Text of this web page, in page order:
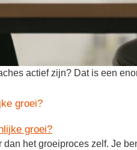
actief zijn? Dat is een
groei?
het groeiproces zelf. Je